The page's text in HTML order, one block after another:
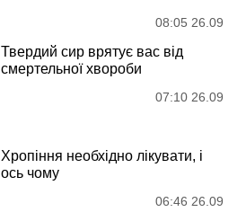
08:05 26.09
Твердий сир врятує вас від
смертельної хвороби
07:10 26.09
Хропіння необхідно лікувати, і
ось чому
06:46 26.09